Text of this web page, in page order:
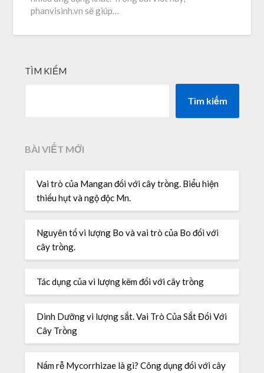
phanvisinh.vn sẽ giúp…
TÌM KIẾM
Tìm kiếm
BÀI VIẾT MỚI
Vai trò của Mangan đối với cây trồng. Biểu hiện
thiếu hụt và ngộ độc Mn.
Nguyên tố vi lượng Bo và vai trò của Bo đối với
cây trồng.
Tác dụng của vi lượng kẽm đối với cây trồng
Dinh Dưỡng vi lượng sắt. Vai Trò Của Sắt Đối Với
Cây Trồng
Nấm rễ Mycorrhizae là gì? Công dụng đối với cây